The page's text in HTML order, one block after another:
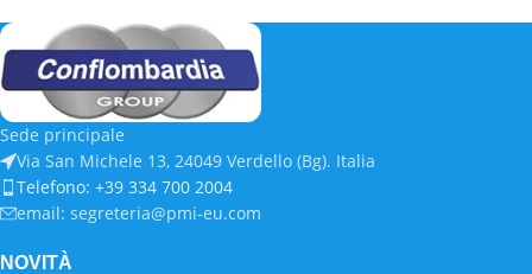
Sede principale
Via San Michele 13, 24049 Verdello (Bg). Italia
Telefono: +39 334 700 2004
email: segreteria@pmi-eu.com
NOVITÀ